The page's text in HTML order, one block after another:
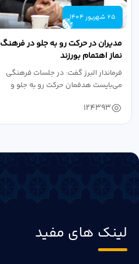
25 شهریور 1404
مدیران در حرکت رو به جلو در فرهنگ
نماز اهتمام بورزند
فرماندار البرز گفت: در جلسات فرهنگی
می‌بایست هدفمان حرکت رو به جلو و
124393
لینک های مفید